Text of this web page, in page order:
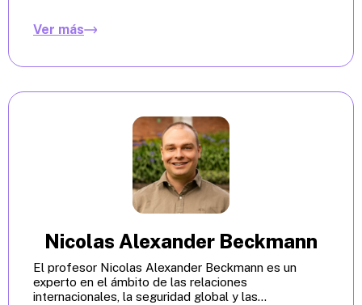
Ver más
Nicolas Alexander Beckmann
El profesor Nicolas Alexander Beckmann es un
experto en el ámbito de las relaciones
internacionales, la seguridad global y las...